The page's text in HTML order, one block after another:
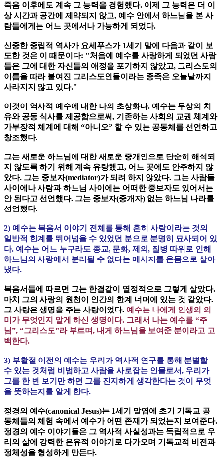
죽음 이후에도 계속 그 능력을 경험했다. 이제 그 능력은 더 이
상 시간과 공간에 제약되지 않고, 예수 안에서 하느님을 본 사
람들에게는 어느 곳에서나 가능하게 되었다.
신중한 중립적 역사가 요세푸스가 1세기 말에 다음과 같이 보
도한 것은 이 때문이다: "처음에 예수를 사랑하게 되었던 사람
들은 그에 대한 자신들의 애정을 포기하지 않았고, 그리스도의
이름을 따라 붙여진 그리스도인들이라는 종족은 오늘날까지
사라지지 않고 있다."
이것이 역사적 예수에 대한 나의 초상화다. 예수는 무상의 치
유와 공동 식사를 제공함으로써, 기존하는 사회의 교권 체계와
가부장적 체계에 대해 “아니오” 할 수 있는 공동체를 선언하고
창조했다.
그는 새로운 하느님에 대한 새로운 중개인으로 단순히 해석되
지 않도록 하기 위해 계속 유랑했고, 어느 곳에도 안주하지 않
았다. 그는 중보자(mediator)가 되려 하지 않았다. 그는 사람들
사이에나 사람과 하느님 사이에는 어떠한 중보자도 있어서는
안 된다고 선언했다. 그는 중보자(중개자) 없는 하느님 나라를
선언했다.
2) 예수는 복음서 이야기 전체를 통해 흔히 사랑이라는 것의
일반적 한계를 뛰어넘을 수 있었던 분으로 분명히 묘사되어 있
다. 예수는 어느 누구라도 종교, 문화, 제의, 질병 따위로 인해
하느님의 사랑에서 분리될 수 없다는 메시지를 온몸으로 살아
냈다.
복음서들에 따르면 그는 한결같이 열정적으로 그렇게 살았다.
마치 그의 사랑의 원천이 인간의 한계 너머에 있는 것 같았다.
그 사랑은 생명을 주는 사랑이었다. 예수는 나에게 인생의 의
미가 무엇인지 알게 하신 생명이다. 그래서 나는 예수를 “주
님”, “그리스도”라 부르며, 내게 하느님을 보여준 분이라고 고
백한다.
3) 부활절 이전의 예수는 우리가 역사적 연구를 통해 분별할
수 있는 것처럼 비범하고 사람을 사로잡는 인물로서, 우리가
그를 한 번 보기만 하면 그를 진지하게 생각한다는 것이 무엇
을 뜻하는지를 알게 한다.
정경의 예수(canonical Jesus)는 1세기 말엽에 초기 기독교 공
동체들의 체험 속에서 예수가 어떤 존재가 되었는지 보여준다.
정경의 예수 이야기들은 그 역사적 사실성과는 독립적으로 우
리의 삶에 강력한 은유적 이야기로 다가오며 기독교적 비전과
정체성을 형성하게 만든다.